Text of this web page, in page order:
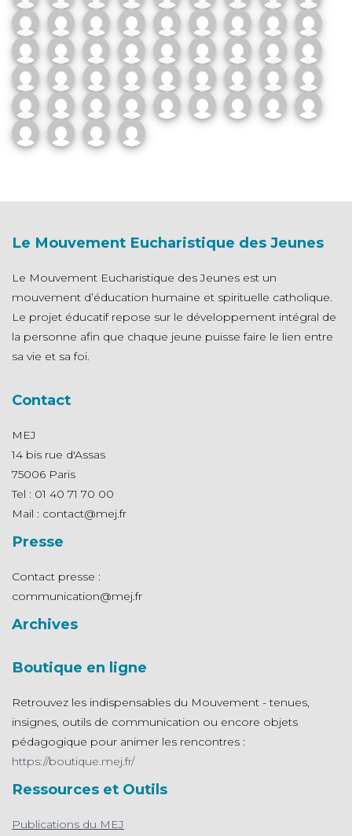
Le Mouvement Eucharistique des Jeunes
Le Mouvement Eucharistique des Jeunes est un
mouvement d’éducation humaine et spirituelle catholique.
Le projet éducatif repose sur le développement intégral de
la personne afin que chaque jeune puisse faire le lien entre
sa vie et sa foi.
Contact
MEJ
14 bis rue d'Assas
75006 Paris
Tel : 01 40 71 70 00
Mail : contact@mej.fr
Presse
Contact presse :
communication@mej.fr
Archives
Boutique en ligne
Retrouvez les indispensables du Mouvement - tenues,
insignes, outils de communication ou encore objets
pédagogique pour animer les rencontres :
https://boutique.mej.fr/
Ressources et Outils
Publications du MEJ